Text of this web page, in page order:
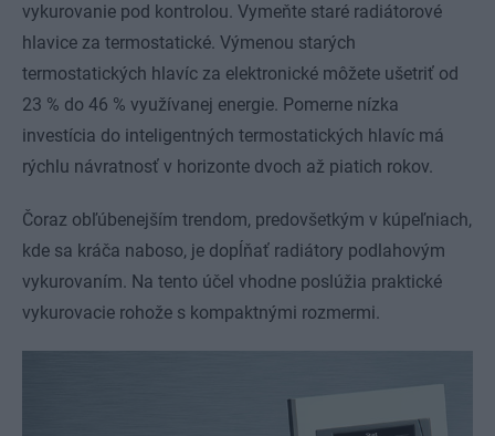
vykurovanie pod kontrolou. Vymeňte staré radiátorové
hlavice za termostatické. Výmenou starých
termostatických hlavíc za elektronické môžete ušetriť od
23 % do 46 % využívanej energie. Pomerne nízka
investícia do inteligentných termostatických hlavíc má
rýchlu návratnosť v horizonte dvoch až piatich rokov.
Čoraz obľúbenejším trendom, predovšetkým v kúpeľniach,
kde sa kráča naboso, je dopĺňať radiátory podlahovým
vykurovaním. Na tento účel vhodne poslúžia praktické
vykurovacie rohože s kompaktnými rozmermi.